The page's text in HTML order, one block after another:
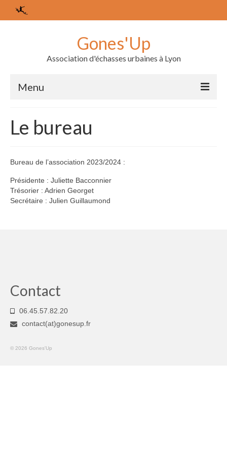
Gones'Up
Association d'échasses urbaines à Lyon
Menu
Les membres
Agenda
Nos derniers événements
Le bureau
Bureau de l’association 2023/2024 :
Présidente : Juliette Bacconnier
Trésorier : Adrien Georget
Secrétaire : Julien Guillaumond
Contact
06.45.57.82.20
contact(at)gonesup.fr
© 2026 Gones'Up